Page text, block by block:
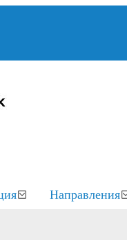
Направления